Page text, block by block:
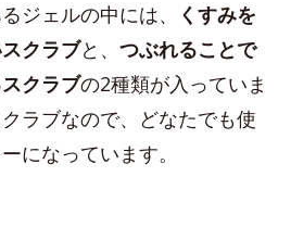
ジェルの中には、
くすみを
クラブと、 つぶれることで
クラブの2種類が入っていま
ラブなので、どなたでも使
になっています。